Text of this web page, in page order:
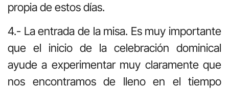
propia de estos días.
4.- La entrada de la misa. Es muy importante
que el inicio de la celebración dominical
ayude a experimentar muy claramente que
nos encontramos de lleno en el tiempo